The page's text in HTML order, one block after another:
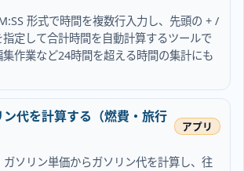
形式で時間を複数行入力し、先頭の + /
定して合計時間を自動計算するツールで
作業など24時間を超える時間の集計にも
代を計算する（燃費・旅行
ガソリン単価からガソリン代を計算し、往